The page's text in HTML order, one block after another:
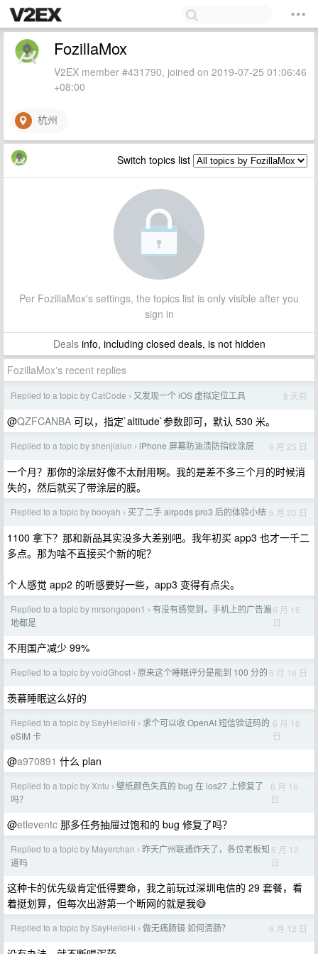
FozillaMox
V2EX member #431790, joined on 2019-07-25 01:06:46
+08:00
杭州
Switch topics list
Per FozillaMox's settings, the topics list is only visible after you
sign in
Dealsinfo, including closed deals, is not hidden
FozillaMox's recent replies
Replied to a topic by CatCode › 又发现一个 iOS 虚拟定位工具 8 天前
@QZFCANBA 可以，指定`altitude`参数即可，默认 530 米。
Replied to a topic by shenjialun › iPhone 屏幕防油渍防指纹涂层 6 月 25 日
一个月？那你的涂层好像不太耐用啊。我的是差不多三个月的时候消
失的，然后就买了带涂层的膜。
Replied to a topic by booyah › 买了二手 airpods pro3 后的体验小结 6 月 20 日
1100 拿下？那和新品其实没多大差别吧。我年初买 app3 也才一千二
多点。那为啥不直接买个新的呢？
个人感觉 app2 的听感要好一些，app3 变得有点尖。
Replied to a topic by mrsongopen1 › 有没有感觉到，手机上的广告遍
地都是
6 月 16
日
不用国产减少 99%
Replied to a topic by voidGhost › 原来这个睡眠评分是能到 100 分的 6 月 16 日
羡慕睡眠这么好的
Replied to a topic by SayHelloHi › 求个可以收 OpenAI 短信验证码的
eSIM 卡
6 月 16
日
@a970891 什么 plan
Replied to a topic by Xntu › 壁纸颜色失真的 bug 在 ios27 上修复了
吗？
6 月 16
日
@etleventc 那多任务抽屉过饱和的 bug 修复了吗​？
Replied to a topic by Mayerchan › 昨天广州联通炸天了，各位老板知
道吗
6 月 12
日
这种卡的优先级肯定低得要命，我之前玩过深圳电信的 29 套餐，看
着挺划算，但每次出游第一个断网的就是我😅
Replied to a topic by SayHelloHi › 做无痛肠镜 如何清肠？ 6 月 12 日